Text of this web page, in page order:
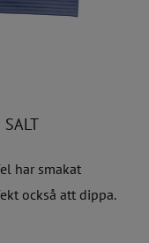
SALT
har smakat
också att dippa.